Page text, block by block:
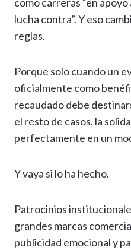
lucha contra”. Y eso
reglas.
Porque solo cuando un
oficialmente como
recaudado debe
el resto de casos, la
perfectamente en un
Y vaya si lo ha hecho.
Patrocinios
grandes marcas
publicidad emocional y